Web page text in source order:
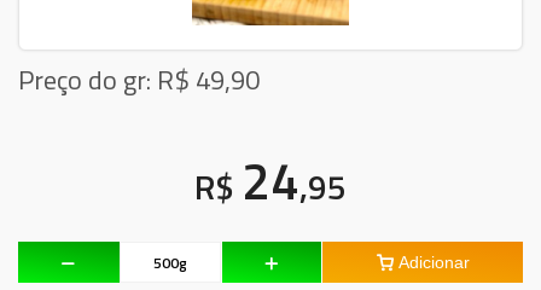
Preço do gr: R$ 49,90
R$ 24,95
Adicionar